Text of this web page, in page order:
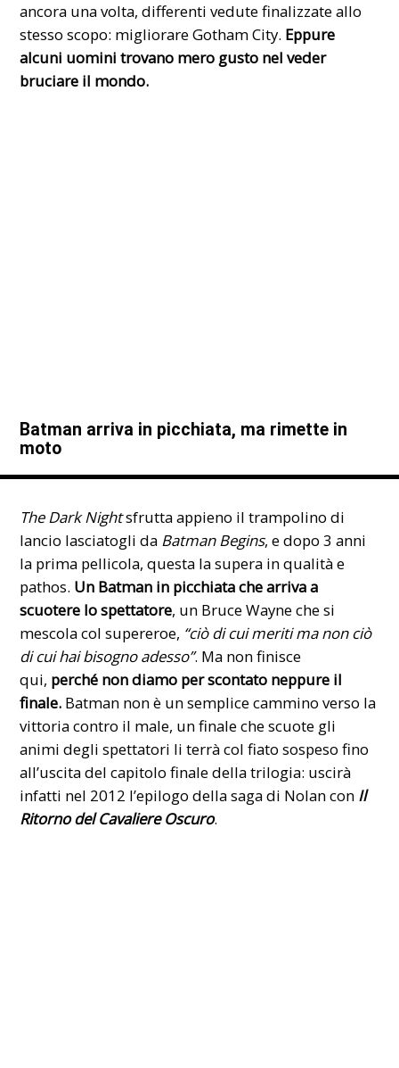
ancora una volta, differenti vedute finalizzate allo
stesso scopo: migliorare Gotham City. Eppure
alcuni uomini trovano mero gusto nel veder
bruciare il mondo.
Batman arriva in picchiata, ma rimette in
moto
The Dark Nightsfrutta appieno il trampolino di
lancio lasciatogli da Batman Begins, e dopo 3 anni
la prima pellicola, questa la supera in qualità e
pathos. Un Batman in picchiata che arriva a
scuotere lo spettatore, un Bruce Wayne che si
mescola col supereroe, “ciò di cui meriti ma non ciò
di cui hai bisogno adesso”. Ma non finisce
qui, perché non diamo per scontato neppure il
finale. Batman non è un semplice cammino verso la
vittoria contro il male, un finale che scuote gli
animi degli spettatori li terrà col fiato sospeso fino
all’uscita del capitolo finale della trilogia: uscirà
infatti nel 2012 l’epilogo della saga di Nolan con Il
Ritorno del Cavaliere Oscuro.